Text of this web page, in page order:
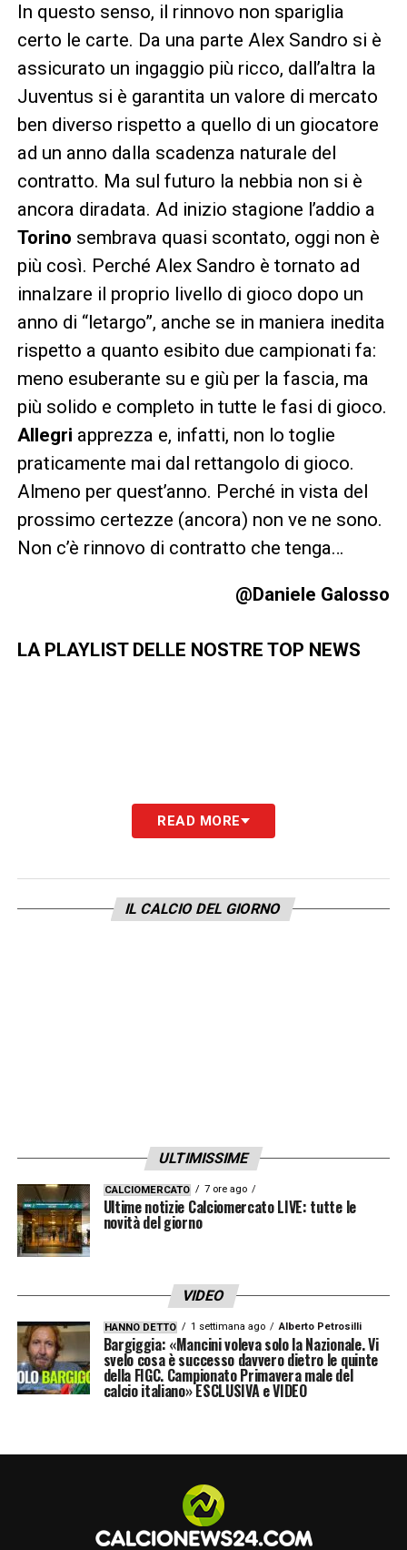
In questo senso, il rinnovo non spariglia
certo le carte. Da una parte Alex Sandro si è
assicurato un ingaggio più ricco, dall’altra la
Juventus si è garantita un valore di mercato
ben diverso rispetto a quello di un giocatore
ad un anno dalla scadenza naturale del
contratto. Ma sul futuro la nebbia non si è
ancora diradata. Ad inizio stagione l’addio a
Torino sembrava quasi scontato, oggi non è
più così. Perché Alex Sandro è tornato ad
innalzare il proprio livello di gioco dopo un
anno di “letargo”, anche se in maniera inedita
rispetto a quanto esibito due campionati fa:
meno esuberante su e giù per la fascia, ma
più solido e completo in tutte le fasi di gioco.
Allegri apprezza e, infatti, non lo toglie
praticamente mai dal rettangolo di gioco.
Almeno per quest’anno. Perché in vista del
prossimo certezze (ancora) non ve ne sono.
Non c’è rinnovo di contratto che tenga…
@Daniele Galosso
LA PLAYLIST DELLE NOSTRE TOP NEWS
READ MORE
IL CALCIO DEL GIORNO
ULTIMISSIME
CALCIOMERCATO 7 ore ago
Ultime notizie Calciomercato LIVE: tutte le
novità del giorno
VIDEO
HANNO DETTO 1 settimana ago Alberto Petrosilli
Bargiggia: «Mancini voleva solo la Nazionale. Vi
svelo cosa è successo davvero dietro le quinte
della FIGC. Campionato Primavera male del
calcio italiano» ESCLUSIVA e VIDEO